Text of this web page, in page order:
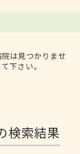
は見つかりませ
下さい。
検索結果